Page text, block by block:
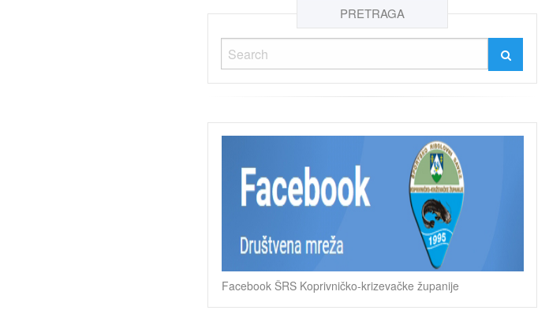
PRETRAGA
Facebook ŠRS Koprivničko-krizevačke županije